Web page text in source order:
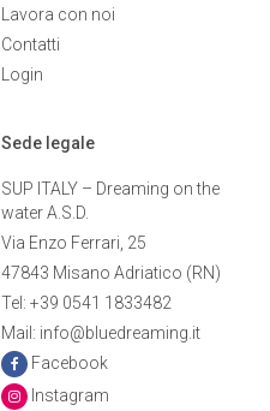
Lavora con noi
Contatti
Login
Sede legale
SUP ITALY – Dreaming on the
water A.S.D.
Via Enzo Ferrari, 25
47843 Misano Adriatico (RN)
Tel: +39 0541 1833482
Mail: info@bluedreaming.it
Facebook
Instagram